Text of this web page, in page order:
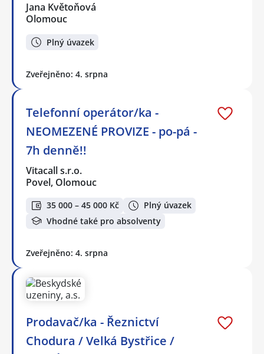
Jana Květoňová
Olomouc
Plný úvazek
Zveřejněno: 4. srpna
Telefonní operátor/ka -
NEOMEZENÉ PROVIZE - po-pá -
7h denně!!
Vitacall s.r.o.
Povel, Olomouc
35 000 – 45 000 Kč
Plný úvazek
Vhodné také pro absolventy
Zveřejněno: 4. srpna
Prodavač/ka - Řeznictví
Chodura / Velká Bystřice /